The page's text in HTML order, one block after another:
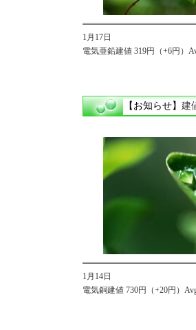
1月17日
電気亜鉛建値 319円（+6円）
【お知らせ】 建
1月14日
電気銅建値 730円（+20円）